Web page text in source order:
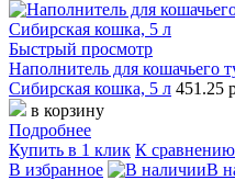
Быстрый просмотр
Наполнитель для кошачьего
Сибирская кошка, 5 л 451.25
в корзину
Подробнее
Купить в 1 клик К сравнению
В избранное
В